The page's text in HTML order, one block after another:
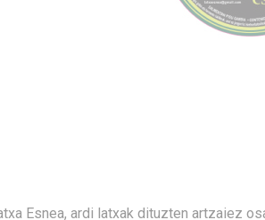
Esnea, ardi latxak dituzten artzaiez